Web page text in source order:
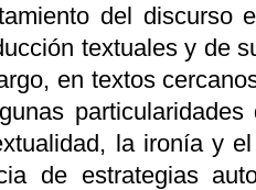
del discurso
textuales y de
en textos
la ironía y
de estrategias